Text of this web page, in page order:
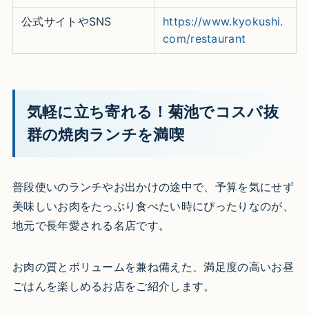
公式サイトやSNS
https://www.kyokushi.
com/restaurant
気軽に立ち寄れる！菊池でコスパ抜
群の焼肉ランチを満喫
普段使いのランチやお出かけの途中で、予算を気にせず
美味しいお肉をたっぷり食べたい時にぴったりなのが、
地元で長年愛される名店です。
お肉の質とボリュームを兼ね備えた、満足度の高いお昼
ごはんを楽しめるお店をご紹介します。